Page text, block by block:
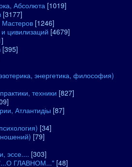
Абсолюта [1019]
[3177]
Мастеров [1246]
цивилизаций [4679]
[395]
энергетика, философия)
техники [827]
Атлантидіы [87]
[34]
[79]
эссе.... [303]
ГЛАВНОМ..." [48]